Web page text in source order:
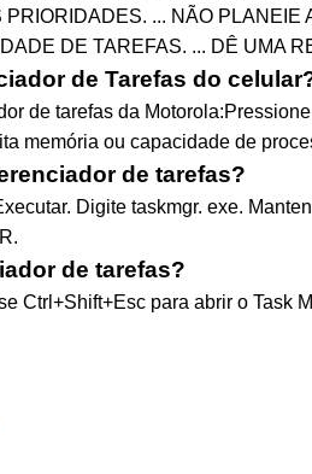
... NÃO PLANEIE
DE TAREFAS. ... DÊ UMA
de Tarefas do
de tarefas da
memória ou capacidade de
de tarefas?
Digite taskmgr. exe.
de tarefas?
Ctrl+Shift+Esc para abrir o Task